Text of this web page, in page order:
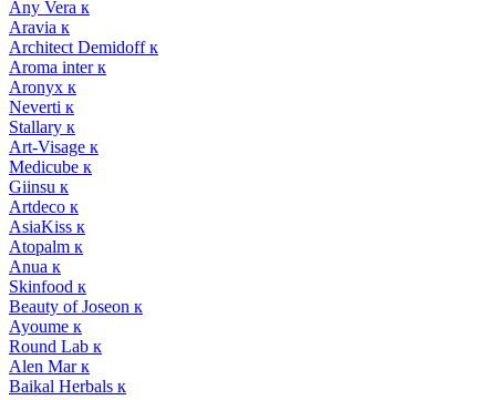
Any Vera к
Aravia к
Architect Demidoff к
Aroma inter к
Aronyx к
Neverti к
Stallary к
Art-Visage к
Medicube к
Giinsu к
Artdeco к
AsiaKiss к
Atopalm к
Anua к
Skinfood к
Beauty of Joseon к
Ayoume к
Round Lab к
Alen Mar к
Baikal Herbals к